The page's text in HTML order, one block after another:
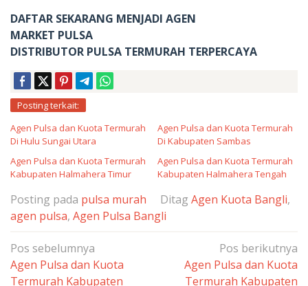
DAFTAR SEKARANG MENJADI AGEN
MARKET PULSA
DISTRIBUTOR PULSA TERMURAH TERPERCAYA
Posting terkait:
Agen Pulsa dan Kuota Termurah
Di Hulu Sungai Utara
Agen Pulsa dan Kuota Termurah
Di Kabupaten Sambas
Agen Pulsa dan Kuota Termurah
Kabupaten Halmahera Timur
Agen Pulsa dan Kuota Termurah
Kabupaten Halmahera Tengah
Posting pada pulsa murah Ditag Agen Kuota Bangli,
agen pulsa, Agen Pulsa Bangli
Navigasi
pos
Pos sebelumnya
Agen Pulsa dan Kuota
Termurah Kabupaten
Pos berikutnya
Agen Pulsa dan Kuota
Termurah Kabupaten